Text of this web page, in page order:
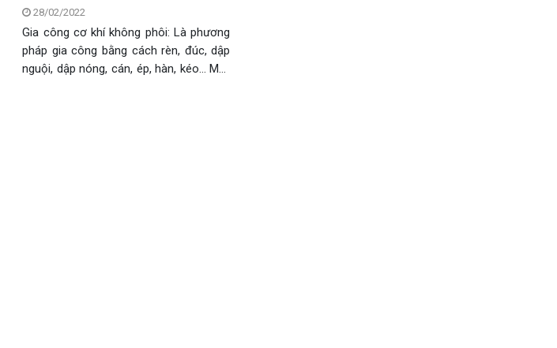
28/02/2022
Gia công cơ khí không phôi: Là phương
pháp gia công bằng cách rèn, đúc, dập
nguội, dập nóng, cán, ép, hàn, kéo… Một